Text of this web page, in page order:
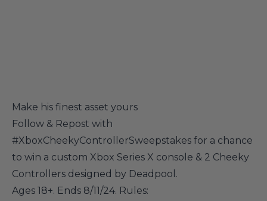
Make his finest asset yours
Follow & Repost with
#XboxCheekyControllerSweepstakes for a chance
to win a custom Xbox Series X console & 2 Cheeky
Controllers designed by Deadpool.‌
Ages 18+. Ends 8/11/24. Rules: